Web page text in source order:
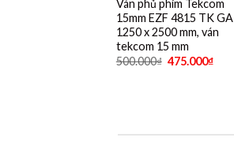
Ván phủ phim Tekcom
15mm EZF 4815 TK GA
1250 x 2500 mm, ván
tekcom 15 mm
500.000₫ 475.000₫